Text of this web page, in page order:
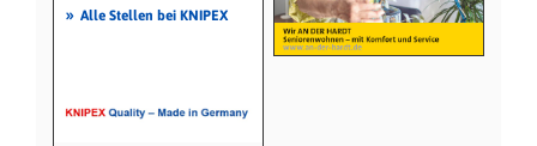
» Alle Stellen bei KNIPEX